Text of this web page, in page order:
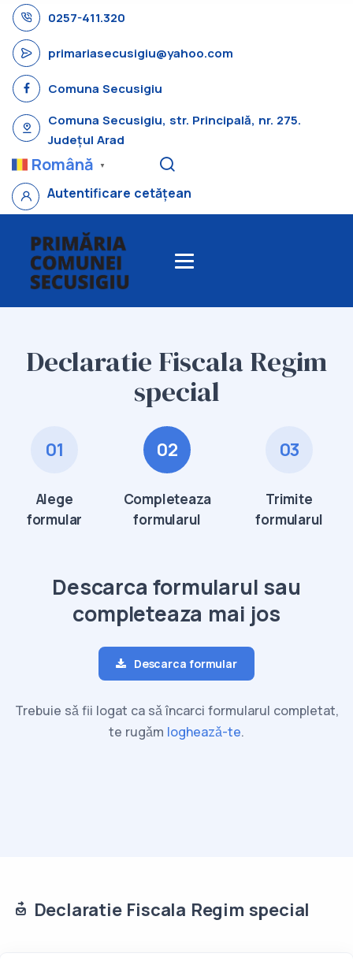
0257-411.320
primariasecusigiu@yahoo.com
Comuna Secusigiu
Comuna Secusigiu, str. Principală, nr. 275.
Județul Arad
Română ▼
Autentificare cetățean
Declaratie Fiscala Regim
special
01
Alege
formular
02
Completeaza
formularul
03
Trimite
formularul
Descarca formularul sau
completeaza mai jos
Descarca formular
Trebuie sǎ fii logat ca sǎ încarci formularul completat,
te rugǎm logheazǎ-te.
Declaratie Fiscala Regim special